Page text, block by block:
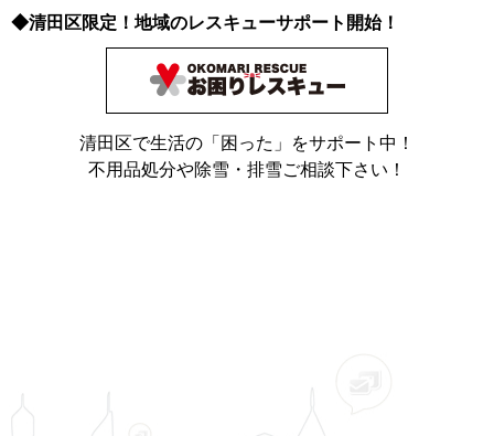
◆清田区限定！地域のレスキューサポート開始！
清田区で生活の「困った」をサポート中！
不用品処分や除雪・排雪ご相談下さい！